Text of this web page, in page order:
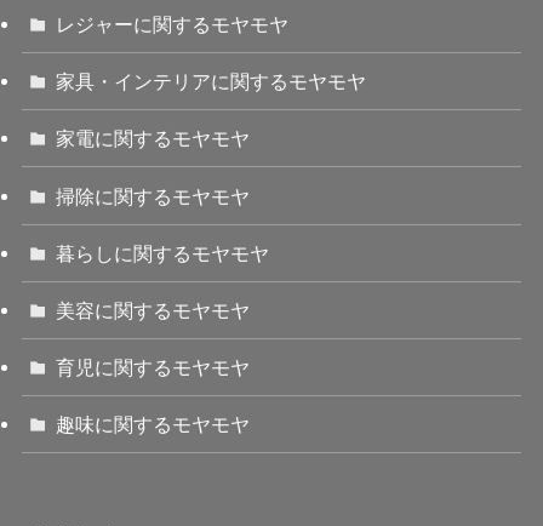
レジャーに関するモヤモヤ
家具・インテリアに関するモヤモヤ
家電に関するモヤモヤ
掃除に関するモヤモヤ
暮らしに関するモヤモヤ
美容に関するモヤモヤ
育児に関するモヤモヤ
趣味に関するモヤモヤ